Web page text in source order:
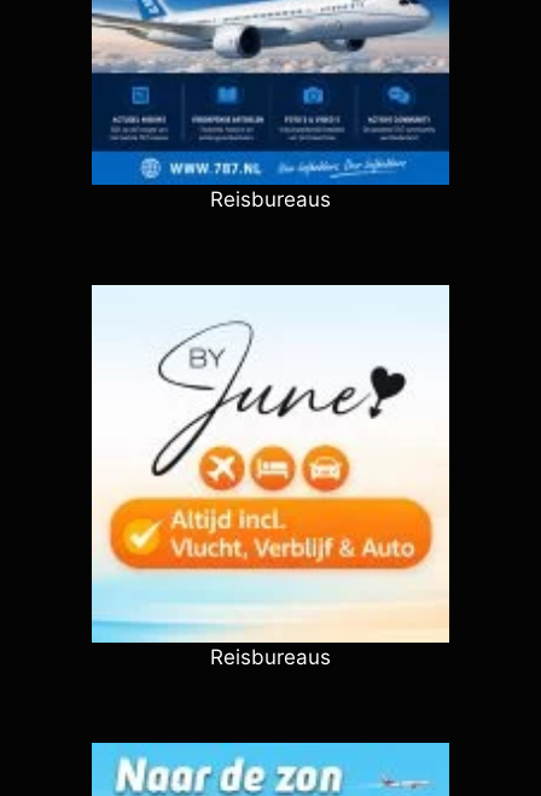
Reisbureaus
Reisbureaus